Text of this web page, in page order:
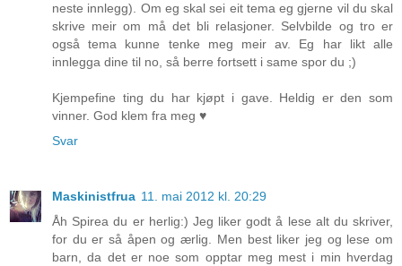
neste innlegg). Om eg skal sei eit tema eg gjerne vil du skal
skrive meir om må det bli relasjoner. Selvbilde og tro er
også tema kunne tenke meg meir av. Eg har likt alle
innlegga dine til no, så berre fortsett i same spor du ;)
Kjempefine ting du har kjøpt i gave. Heldig er den som
vinner. God klem fra meg ♥
Svar
Maskinistfrua 11. mai 2012 kl. 20:29
Åh Spirea du er herlig:) Jeg liker godt å lese alt du skriver,
for du er så åpen og ærlig. Men best liker jeg og lese om
barn, da det er noe som opptar meg mest i min hverdag